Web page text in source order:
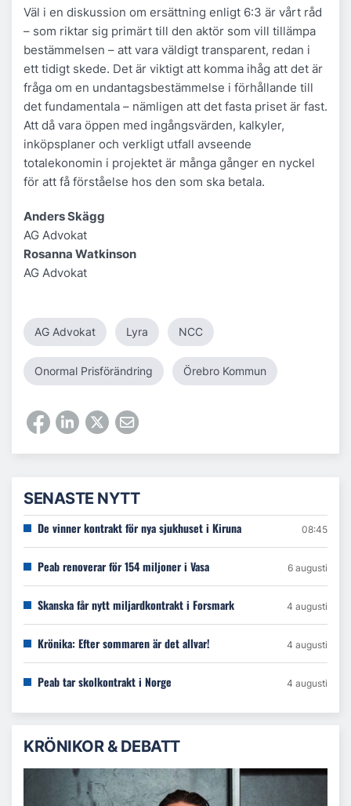
Väl i en diskussion om ersättning enligt 6:3 är vårt råd
– som riktar sig primärt till den aktör som vill tillämpa
bestämmelsen – att vara väldigt transparent, redan i
ett tidigt skede. Det är viktigt att komma ihåg att det är
fråga om en undantagsbestämmelse i förhållande till
det fundamentala – nämligen att det fasta priset är fast.
Att då vara öppen med ingångsvärden, kalkyler,
inköpsplaner och verkligt utfall avseende
totalekonomin i projektet är många gånger en nyckel
för att få förståelse hos den som ska betala.
Anders Skägg
AG Advokat
Rosanna Watkinson
AG Advokat
AG Advokat Lyra NCC
Onormal Prisförändring Örebro Kommun
SENASTE NYTT
De vinner kontrakt för nya sjukhuset i Kiruna 08:45
Peab renoverar för 154 miljoner i Vasa 6 augusti
Skanska får nytt miljardkontrakt i Forsmark 4 augusti
Krönika: Efter sommaren är det allvar! 4 augusti
Peab tar skolkontrakt i Norge 4 augusti
KRÖNIKOR & DEBATT